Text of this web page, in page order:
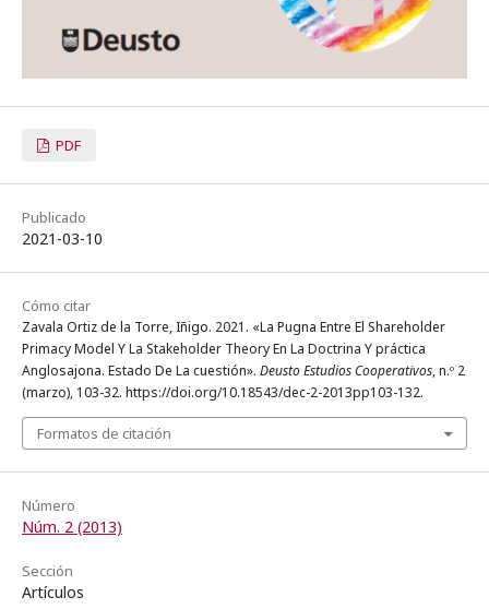
PDF
Publicado
2021-03-10
Cómo citar
Zavala Ortiz de la Torre, Iñigo. 2021. «La Pugna Entre El Shareholder
Primacy Model Y La Stakeholder Theory En La Doctrina Y práctica
Anglosajona. Estado De La cuestión». Deusto Estudios Cooperativos, n.º 2
(marzo), 103-32. https://doi.org/10.18543/dec-2-2013pp103-132.
Formatos de citación
Número
Núm. 2 (2013)
Sección
Artículos